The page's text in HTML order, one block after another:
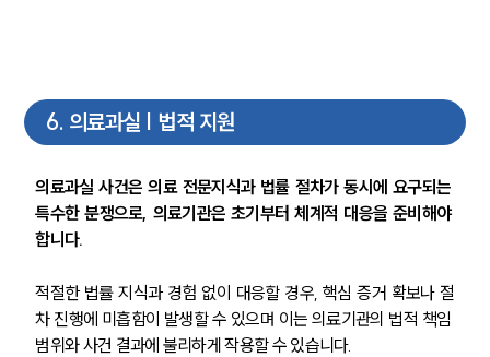
6. 의료과실 | 법적 지원
의료과실 사건은 의료 전문지식과 법률 절차가 동시에 요구되는
특수한 분쟁으로, 의료기관은 초기부터 체계적 대응을 준비해야
합니다.
적절한 법률 지식과 경험 없이 대응할 경우, 핵심 증거 확보나 절
차 진행에 미흡함이 발생할 수 있으며 이는 의료기관의 법적 책임
범위와 사건 결과에 불리하게 작용할 수 있습니다.